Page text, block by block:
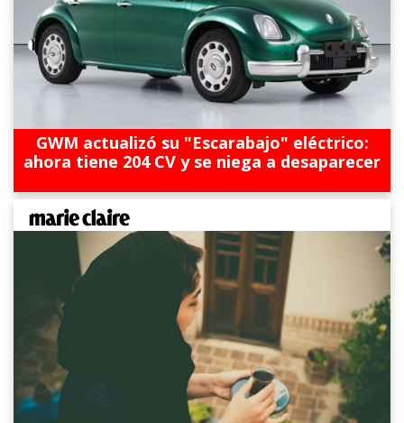
GWM actualizó su "Escarabajo" eléctrico:
ahora tiene 204 CV y se niega a desaparecer